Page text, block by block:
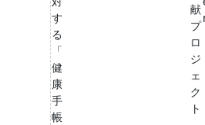
す
る
「
健
康
手
帳
献
プ
ロ
ジ
ェ
ク
ト